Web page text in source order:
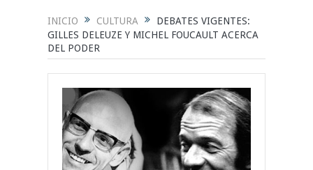
INICIO CULTURA
DEBATES VIGENTES:
GILLES DELEUZE Y MICHEL FOUCAULT ACERCA
DEL PODER